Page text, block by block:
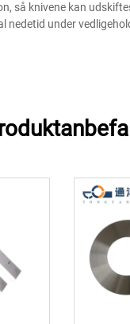
så knivene kan
nedetid under